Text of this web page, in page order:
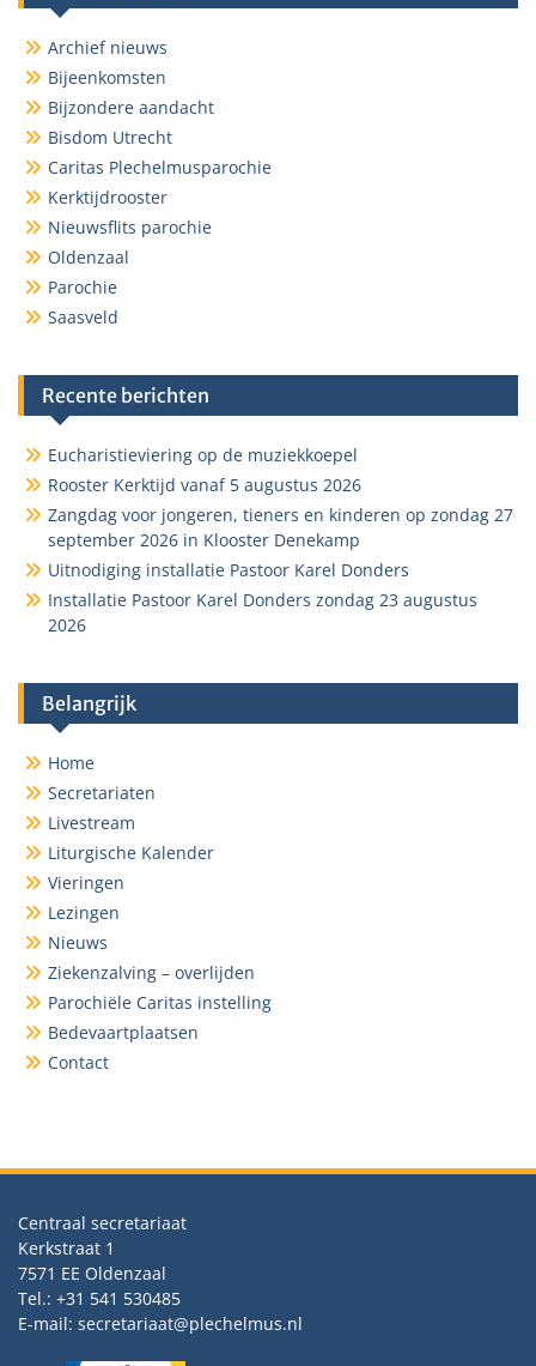
Archief nieuws
Bijeenkomsten
Bijzondere aandacht
Bisdom Utrecht
Caritas Plechelmusparochie
Kerktijdrooster
Nieuwsflits parochie
Oldenzaal
Parochie
Saasveld
Recente berichten
Eucharistieviering op de muziekkoepel
Rooster Kerktijd vanaf 5 augustus 2026
Zangdag voor jongeren, tieners en kinderen op zondag 27
september 2026 in Klooster Denekamp
Uitnodiging installatie Pastoor Karel Donders
Installatie Pastoor Karel Donders zondag 23 augustus
2026
Belangrijk
Home
Secretariaten
Livestream
Liturgische Kalender
Vieringen
Lezingen
Nieuws
Ziekenzalving – overlijden
Parochiële Caritas instelling
Bedevaartplaatsen
Contact
Centraal secretariaat
Kerkstraat 1
7571 EE Oldenzaal
Tel.: +31 541 530485
E-mail: secretariaat@plechelmus.nl